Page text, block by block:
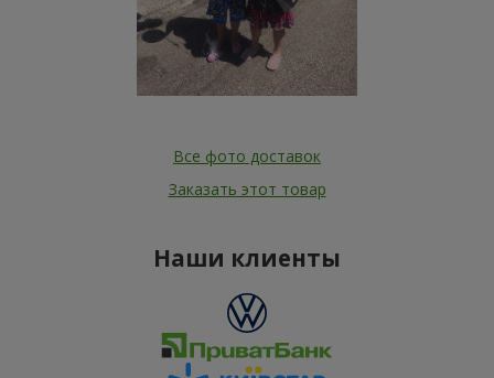
Все фото доставок
Заказать этот товар
Наши клиенты